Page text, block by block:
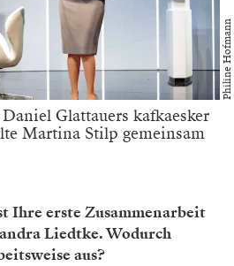
Philine Hofmann
Glattauers kafkaesker
Martina Stilp gemeinsam
Ihre erste Zusammenarbeit
Liedtke. Wodurch
aus?